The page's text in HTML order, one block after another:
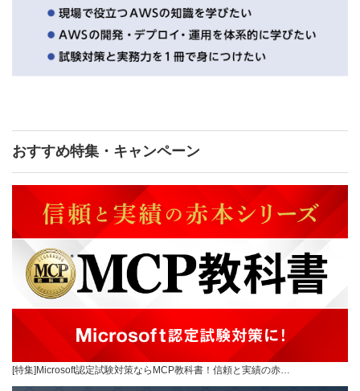
おすすめ特集・キャンペーン
[特集]Microsoft認定試験対策ならMCP教科書！信頼と実績の赤…